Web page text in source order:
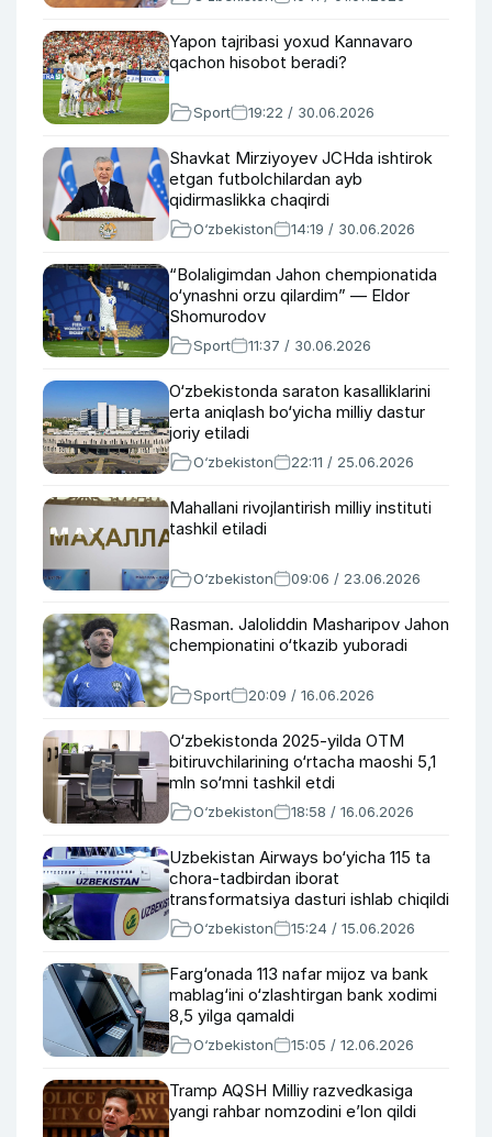
Yapon tajribasi yoxud Kannavaro
qachon hisobot beradi?
Sport 19:22 / 30.06.2026
Shavkat Mirziyoyev JCHda ishtirok
etgan futbolchilardan ayb
qidirmaslikka chaqirdi
O‘zbekiston 14:19 / 30.06.2026
“Bolaligimdan Jahon chempionatida
o‘ynashni orzu qilardim” — Eldor
Shomurodov
Sport 11:37 / 30.06.2026
O‘zbekistonda saraton kasalliklarini
erta aniqlash bo‘yicha milliy dastur
joriy etiladi
O‘zbekiston 22:11 / 25.06.2026
Mahallani rivojlantirish milliy instituti
tashkil etiladi
O‘zbekiston 09:06 / 23.06.2026
Rasman. Jaloliddin Masharipov Jahon
chempionatini o‘tkazib yuboradi
Sport 20:09 / 16.06.2026
O‘zbekistonda 2025-yilda OTM
bitiruvchilarining o‘rtacha maoshi 5,1
mln so‘mni tashkil etdi
O‘zbekiston 18:58 / 16.06.2026
Uzbekistan Airways bo‘yicha 115 ta
chora-tadbirdan iborat
transformatsiya dasturi ishlab chiqildi
O‘zbekiston 15:24 / 15.06.2026
Farg‘onada 113 nafar mijoz va bank
mablag‘ini o‘zlashtirgan bank xodimi
8,5 yilga qamaldi
O‘zbekiston 15:05 / 12.06.2026
Tramp AQSH Milliy razvedkasiga
yangi rahbar nomzodini e’lon qildi